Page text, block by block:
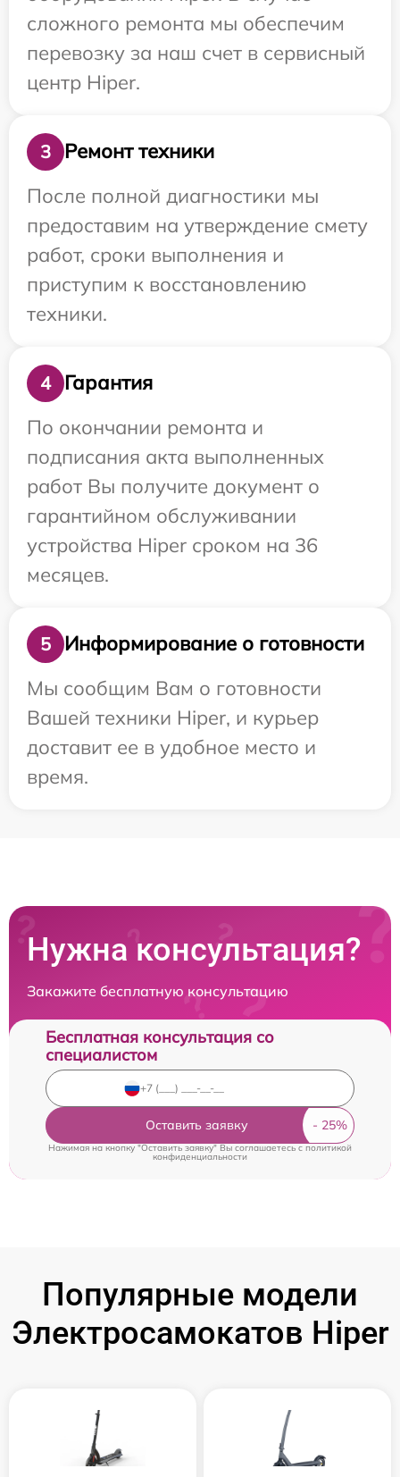
сложного ремонта мы обеспечим
перевозку за наш счет в сервисный
центр Hiper.
3
Ремонт техники
После полной диагностики мы
предоставим на утверждение смету
работ, сроки выполнения и
приступим к восстановлению
техники.
4
Гарантия
По окончании ремонта и
подписания акта выполненных
работ Вы получите документ о
гарантийном обслуживании
устройства Hiper сроком на 36
месяцев.
5
Информирование о готовности
Мы сообщим Вам о готовности
Вашей техники Hiper, и курьер
доставит ее в удобное место и
время.
Нужна консультация?
Закажите бесплатную консультацию
Бесплатная консультация со
специалистом
Оставить заявку
Нажимая на кнопку "Оставить заявку" Вы соглашаетесь cполитикой
конфиденциальности
Популярные модели
Электросамокатов Hiper